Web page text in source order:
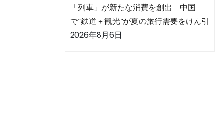
「列車」が新たな消費を創出 中国
で“鉄道＋観光”が夏の旅行需要をけん引
2026年8月6日